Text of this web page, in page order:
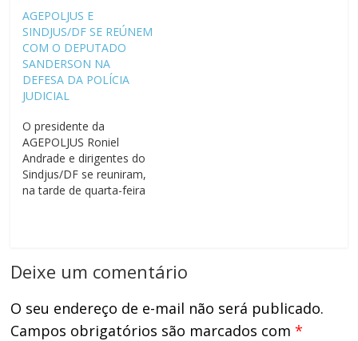
AGEPOLJUS E
SINDJUS/DF SE REÚNEM
COM O DEPUTADO
SANDERSON NA
DEFESA DA POLÍCIA
JUDICIAL
O presidente da
AGEPOLJUS Roniel
Andrade e dirigentes do
Sindjus/DF se reuniram,
na tarde de quarta-feira
de Polícia Judicial.
licenciado, Sanderson
conhece os temas de
interesse dos policiais.
Deixe um comentário
O seu endereço de e-mail não será publicado.
Campos obrigatórios são marcados com*